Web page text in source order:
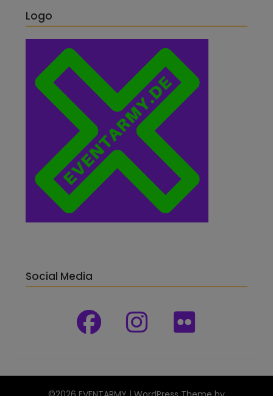
Logo
Social Media